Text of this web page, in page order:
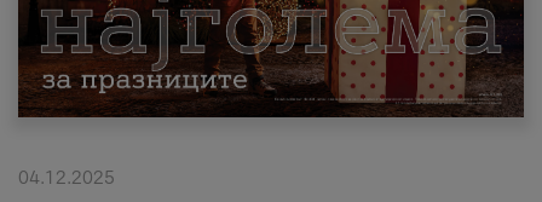
Приватни Деловни
Поддршка
Надополни кредит
04.12.2025